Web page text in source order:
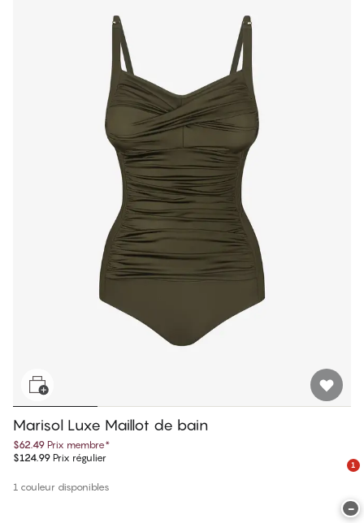
Marisol Luxe Maillot de bain
$62.49 Prix membre*
$124.99 Prix régulier
1 couleur disponibles
1
−